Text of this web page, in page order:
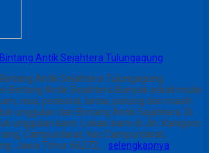
Antik Sejahtera Tulungagung
Antik Sejahtera Tulungagung
Bintang Antik Sejahtera Banyak sekali mulai
nisa, pedestal, lantai, patung dan masih
unggulan dari Bintang Antik Sejahtera. Di
unggulan kami. Lokasi kami di Jln. Kanigoro
Campurdarat, Kec.Campurdarat,
Jawa Timur 66272,… selengkapnya